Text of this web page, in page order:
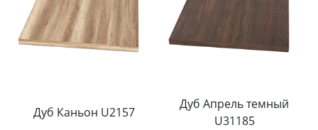
Дуб Каньон U2157
Дуб Апрель темный
U31185